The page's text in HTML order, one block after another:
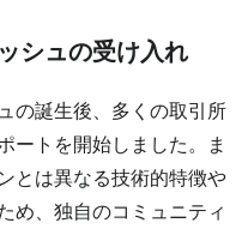
シュの受け入れ
の誕生後、多くの取引所
ートを開始しました。ま
とは異なる技術的特徴や
め、独自のコミュニティ